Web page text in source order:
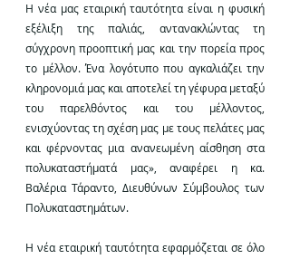
Η νέα μας εταιρική ταυτότητα είναι η φυσική
εξέλιξη της παλιάς, αντανακλώντας τη
σύγχρονη προοπτική μας και την πορεία προς
το μέλλον. Ένα λογότυπο που αγκαλιάζει την
κληρονομιά μας και αποτελεί τη γέφυρα μεταξύ
του παρελθόντος και του μέλλοντος,
ενισχύοντας τη σχέση μας με τους πελάτες μας
και φέρνοντας μια ανανεωμένη αίσθηση στα
πολυκαταστήματά μας», αναφέρει η κα.
Βαλέρια Τάραντο, Διευθύνων Σύμβουλος των
Πολυκαταστημάτων.
Η νέα εταιρική ταυτότητα εφαρμόζεται σε όλο